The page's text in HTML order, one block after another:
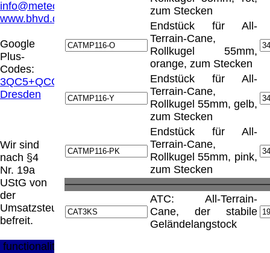
info@meteor.vision
www.bhvd.de
Google
Plus-
Codes:
3QC5+QCG
Dresden
Wir sind
nach §4
Nr. 19a
UStG von
der
Umsatzsteuer
befreit.
zum Stecken
Endstück für All-
Terrain-Cane,
Rollkugel 55mm,
orange, zum Stecken
Endstück für All-
Terrain-Cane,
Rollkugel 55mm, gelb,
zum Stecken
Endstück für All-
Terrain-Cane,
Rollkugel 55mm, pink,
zum Stecken
ATC: All-Terrain-
Cane, der stabile
Geländelangstock
uns ausdrücklich von allen Inhalten, aller
gelinkten Seiten auf unserer Homepage und
machen uns diese Inhalte nicht zu eigen.
Diese Erklärung gilt für alle auf unserer
Homepage angebrachten Links.
Die Europäische Kommission stellt eine
Plattform zur Online-Streitbeilegung (OS)
bereit. Die Plattform finden Sie unter
http://ec.europa.eu/consumers/odr/ Unsere E-
info@meteor.vision.
Seitenanfang
AGB Widerruf
Datenschutz
Urheberrechte Kontakt Links
Katalog (PDF)
große Anzeige Schließen X
Diese Website nutzt Cookies, um bestmögliche
Funktionalität bieten zu können.
This website uses cookies to provide the best possible
functionality.